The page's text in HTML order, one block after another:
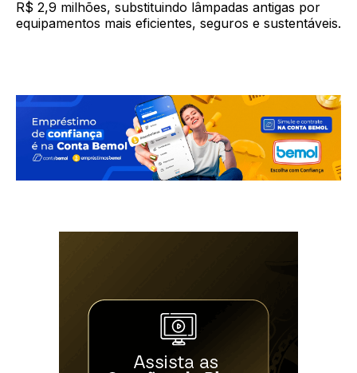
R$ 2,9 milhões, substituindo lâmpadas antigas por
equipamentos mais eficientes, seguros e sustentáveis.